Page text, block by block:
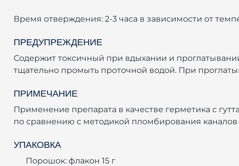
Время отверждения: 2-3 часа в зависимости от
ПРЕДУПРЕЖДЕНИЕ
Содержит токсичный при вдыхании и
тщательно промыть проточной водой. При
ПРИМЕЧАНИЕ
Применение препарата в качестве герметика с
по сравнению с методикой пломбирования каналов
УПАКОВКА
Порошок: флакон 15 г